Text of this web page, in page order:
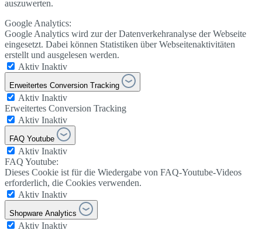
auszuwerten.
Google Analytics:
Google Analytics wird zur der Datenverkehranalyse der Webseite
eingesetzt. Dabei können Statistiken über Webseitenaktivitäten
erstellt und ausgelesen werden.
Aktiv Inaktiv
Erweitertes Conversion Tracking
Aktiv Inaktiv
Erweitertes Conversion Tracking
Aktiv Inaktiv
FAQ Youtube
Aktiv Inaktiv
FAQ Youtube:
Dieses Cookie ist für die Wiedergabe von FAQ-Youtube-Videos
erforderlich, die Cookies verwenden.
Aktiv Inaktiv
Shopware Analytics
Aktiv Inaktiv